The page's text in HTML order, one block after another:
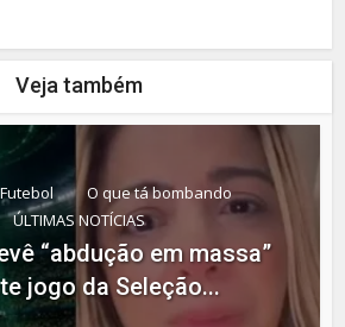
Veja também
Futebol
O que tá bombando
ÚLTIMAS NOTÍCIAS
“abdução em massa”
jogo da Seleção...